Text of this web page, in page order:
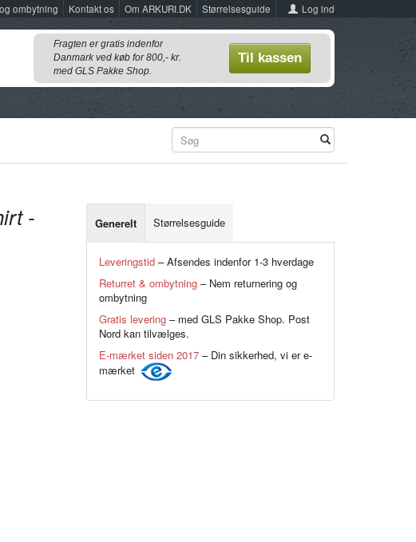
Log ind
Størrelsesguide
Om ARKURI.DK
Kontakt os
ombytning
Fragten er gratis indenfor
Danmark ved køb for 800,- kr.
med GLS Pakke Shop.
Til kassen
-
Generelt Størrelsesguide
Leveringstid– Afsendes indenfor 1-3 hverdage
Returret & ombytning– Nem returnering og
ombytning
Gratis levering– med GLS Pakke Shop. Post
Nord kan tilvælges.
E-mærket siden 2017– Din sikkerhed, vi er e-
mærket